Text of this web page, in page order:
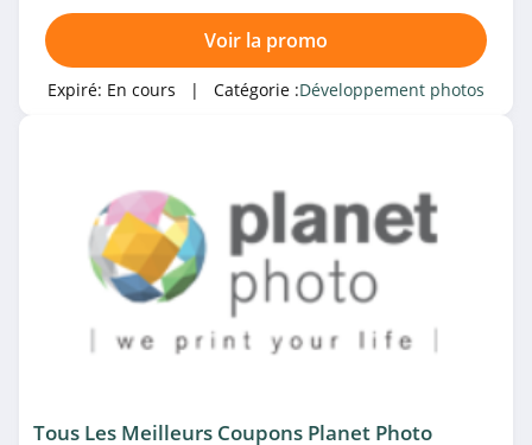
moment. Venez très vite!
Voir la promo
Expiré: En cours | Catégorie :Développement photos
Tous Les Meilleurs Coupons Planet Photo